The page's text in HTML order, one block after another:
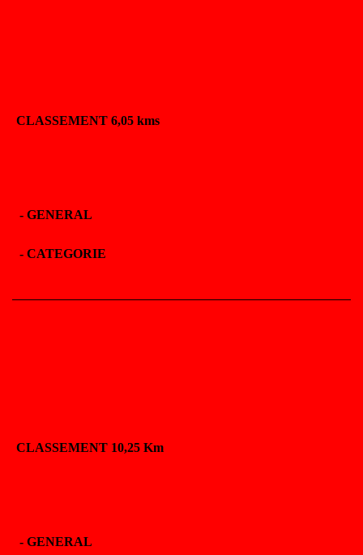
CLASSEMENT 6,05 kms
- GENERAL
- CATEGORIE
CLASSEMENT 10,25 Km
- GENERAL